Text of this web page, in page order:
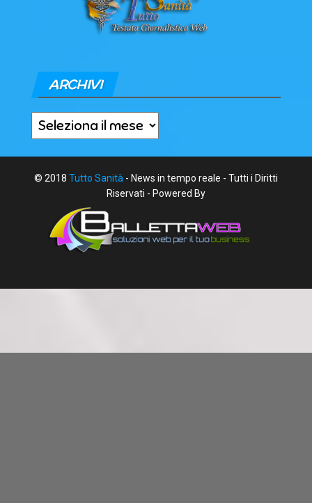
ARCHIVI
Archivi
© 2018 Tutto Sanità - News in tempo reale - Tutti i Diritti
Riservati - Powered By